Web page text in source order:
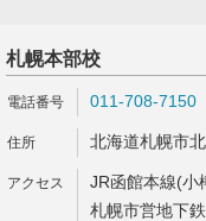
札幌本部校
011-708-7150
北海道札幌市
JR函館本線(小
札幌市営地下